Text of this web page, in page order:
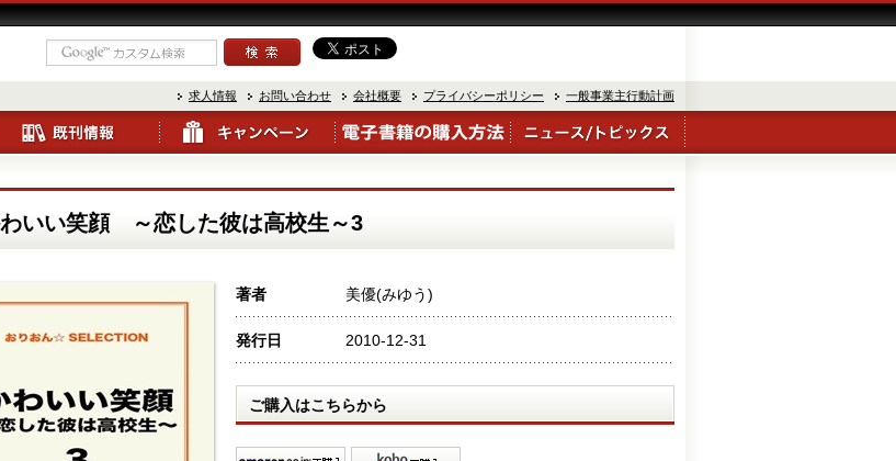
求人情報 お問い合わせ 会社概要 プライバシーポリシー 一般事業主行動計画
いい笑顔 ～恋した彼は高校生～3
著者 美優(みゆう)
発行日 2010-12-31
ご購入はこちらから